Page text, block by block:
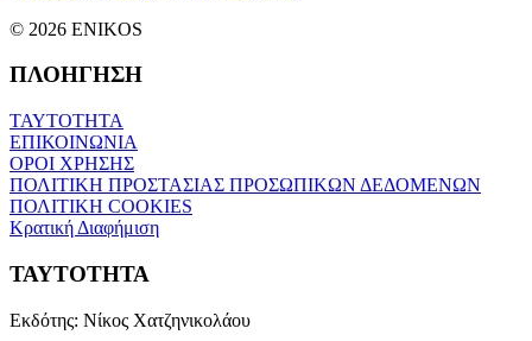
© 2026 ENIKOS
ΠΛΟΗΓΗΣΗ
ΤΑΥΤΟΤΗΤΑ
ΕΠΙΚΟΙΝΩΝΙΑ
ΟΡΟΙ ΧΡΗΣΗΣ
ΠΟΛΙΤΙΚΗ ΠΡΟΣΤΑΣΙΑΣ ΠΡΟΣΩΠΙΚΩΝ ΔΕΔΟΜΕΝΩΝ
ΠΟΛΙΤΙΚΗ COOKIES
Κρατική Διαφήμιση
ΤΑΥΤΟΤΗΤΑ
Εκδότης: Νίκος Χατζηνικολάου